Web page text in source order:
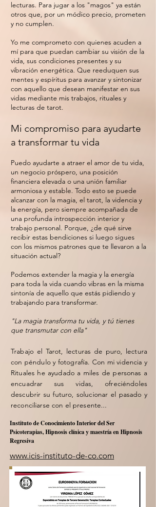
lecturas. Para jugar a los "magos" ya están
otros que, por un módico precio, prometen
y no cumplen.
Yo me comprometo con quienes acuden a
mí para que puedan cambiar su visión de la
vida, sus condiciones presentes y su
vibración energética. Que reeduquen sus
mentes y espíritus para avanzar y sintonizar
con aquello que desean manifestar en sus
vidas mediante mis trabajos, rituales y
lecturas de tarot.
Mi compromiso para ayudarte
a transformar tu vida
Puedo ayudarte a atraer el amor de tu vida,
un negocio próspero, una posición
financiera elevada o una unión familiar
armoniosa y estable. Todo esto se puede
alcanzar con la magia, el tarot, la videncia y
la energía, pero siempre acompañada de
una profunda introspección interior y
trabajo personal. Porque, ¿de qué sirve
recibir estas bendiciones si luego sigues
con los mismos patrones que te llevaron a la
situación actual?
Podemos extender la magia y la energía
para toda la vida cuando vibras en la misma
sintonía de aquello que estás pidiendo y
trabajando para transformar.
"La magia transforma tu vida, y tú tienes
que transmutar con ella"
Trabajo el Tarot, lecturas de puro, lectura
con péndulo y fotografía. Con mi videncia y
Rituales he ayudado a miles de personas a
encuadrar sus vidas, ofreciéndoles
descubrir su futuro, solucionar el pasado y
reconciliarse con el presente...
Instituto de Conocimiento Interior del Ser
Psicoterapias, Hipnosis clínica y maestría en Hipnosis
Regresiva
www.icis-instituto-de-co.com